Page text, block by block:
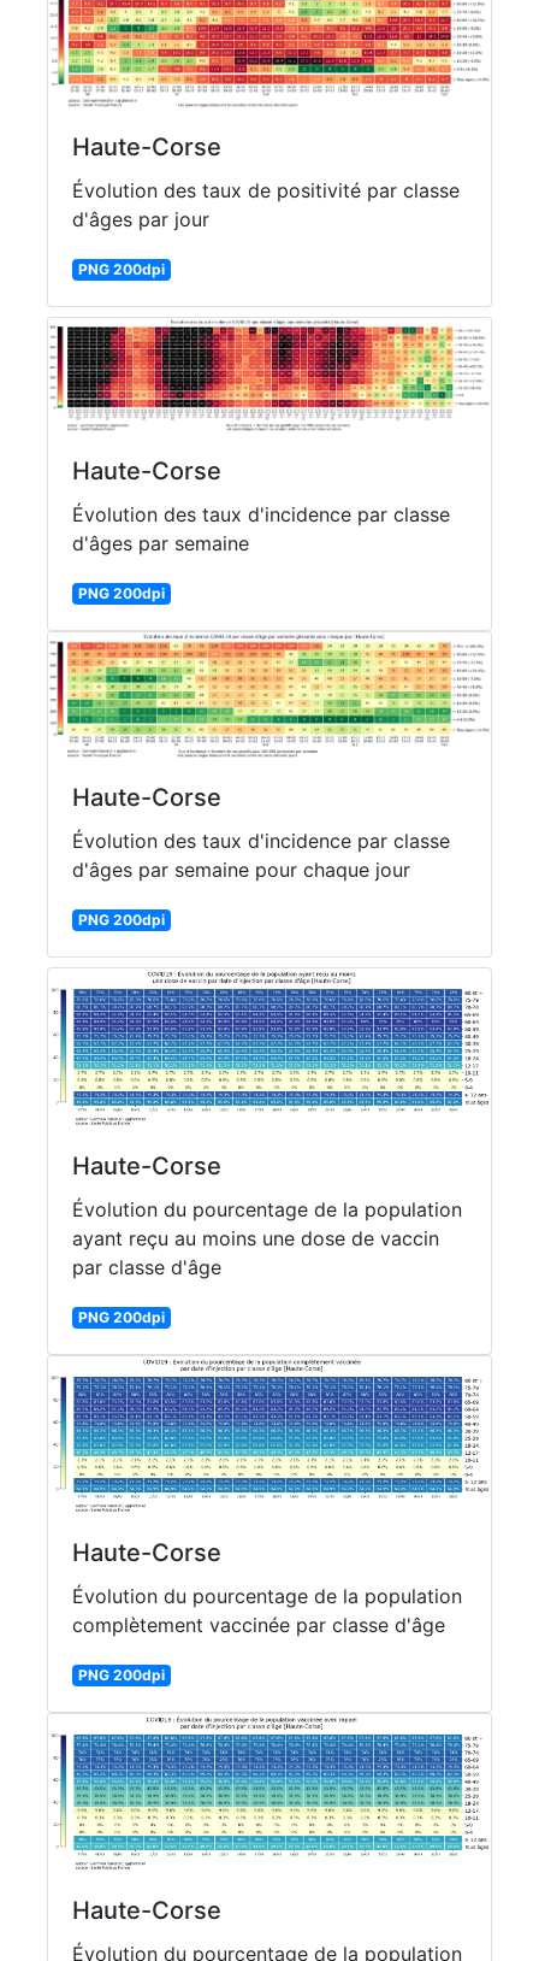
Haute-Corse
Évolution des taux de positivité par classe
d'âges par jour
PNG 200dpi
Haute-Corse
Évolution des taux d'incidence par classe
d'âges par semaine
PNG 200dpi
Haute-Corse
Évolution des taux d'incidence par classe
d'âges par semaine pour chaque jour
PNG 200dpi
Haute-Corse
Évolution du pourcentage de la population
ayant reçu au moins une dose de vaccin
par classe d'âge
PNG 200dpi
Haute-Corse
Évolution du pourcentage de la population
complètement vaccinée par classe d'âge
PNG 200dpi
Haute-Corse
Évolution du pourcentage de la population